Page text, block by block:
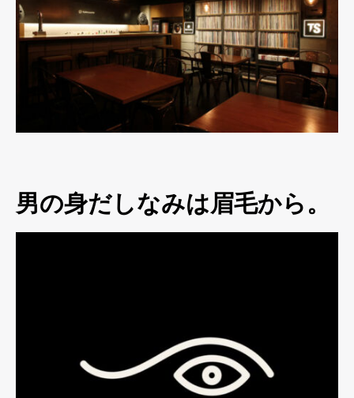
男の身だしなみは眉毛から。